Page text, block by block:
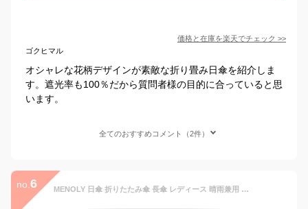
価格と在庫を楽天でチェック >>
ゴクヒマル
オシャレな花柄デザインが素敵な折り畳み日傘を紹介しま
す。遮光率も100％だから質問者様の目的に合っていると思
います。
全てのおすすめコメント（2件）
no. 6 MENOLY 日傘 折りたたみ傘 長傘 レディース 晴雨兼用 完全遮光 UVカット 軽量 100cm コンパクト 梅雨対策 デイジー かわいい 花 おしゃれ 100%遮熱 耐風撥水 プレゼント 収納ポーチ付き 八本骨 オフホワイト